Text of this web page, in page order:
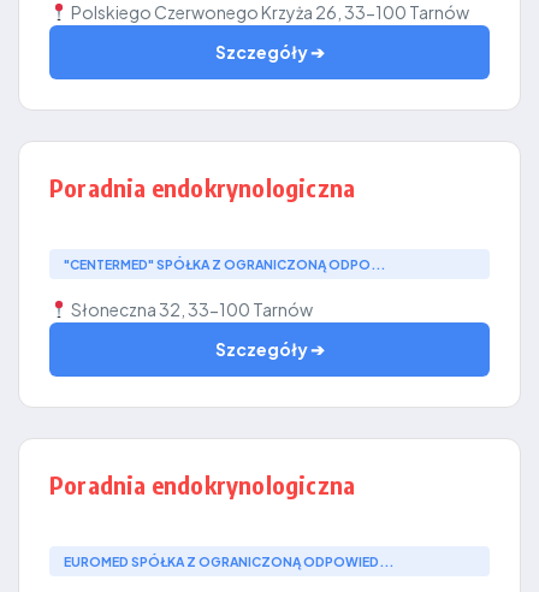
Polskiego Czerwonego Krzyża 26, 33-100 Tarnów
Szczegóły ➔
Poradnia endokrynologiczna
"CENTERMED" SPÓŁKA Z OGRANICZONĄ ODPO...
Słoneczna 32, 33-100 Tarnów
Szczegóły ➔
Poradnia endokrynologiczna
EUROMED SPÓŁKA Z OGRANICZONĄ ODPOWIED...